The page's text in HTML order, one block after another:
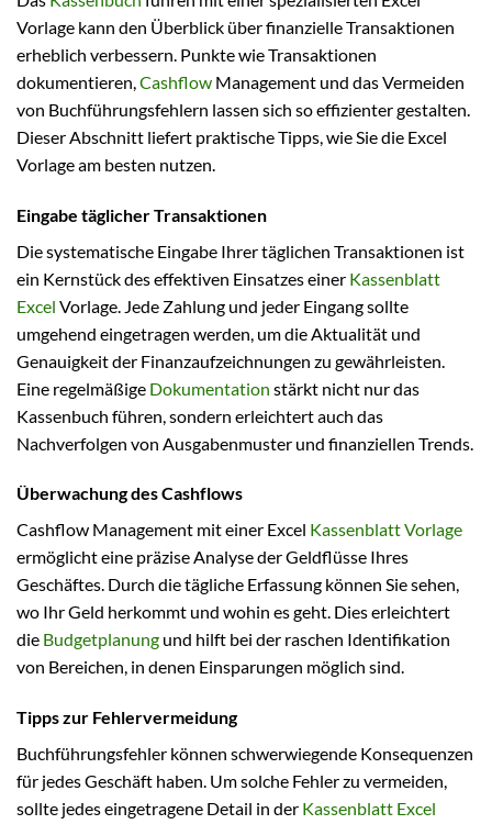
Vorlage kann den Überblick über finanzielle Transaktionen
erheblich verbessern. Punkte wie Transaktionen
dokumentieren,Cashflow Management und das Vermeiden
von Buchführungsfehlern lassen sich so effizienter gestalten.
Dieser Abschnitt liefert praktische Tipps, wie Sie die Excel
Vorlage am besten nutzen.
Eingabe täglicher Transaktionen
Die systematische Eingabe Ihrer täglichen Transaktionen ist
ein Kernstück des effektiven Einsatzes einer Kassenblatt
Excel Vorlage. Jede Zahlung und jeder Eingang sollte
umgehend eingetragen werden, um die Aktualität und
Genauigkeit der Finanzaufzeichnungen zu gewährleisten.
Eine regelmäßige Dokumentation stärkt nicht nur das
Kassenbuch führen, sondern erleichtert auch das
Nachverfolgen von Ausgabenmuster und finanziellen Trends.
Überwachung des Cashflows
Cashflow Management mit einer Excel Kassenblatt Vorlage
ermöglicht eine präzise Analyse der Geldflüsse Ihres
Geschäftes. Durch die tägliche Erfassung können Sie sehen,
wo Ihr Geld herkommt und wohin es geht. Dies erleichtert
die Budgetplanung und hilft bei der raschen Identifikation
von Bereichen, in denen Einsparungen möglich sind.
Tipps zur Fehlervermeidung
Buchführungsfehler können schwerwiegende Konsequenzen
für jedes Geschäft haben. Um solche Fehler zu vermeiden,
sollte jedes eingetragene Detail in der Kassenblatt Excel